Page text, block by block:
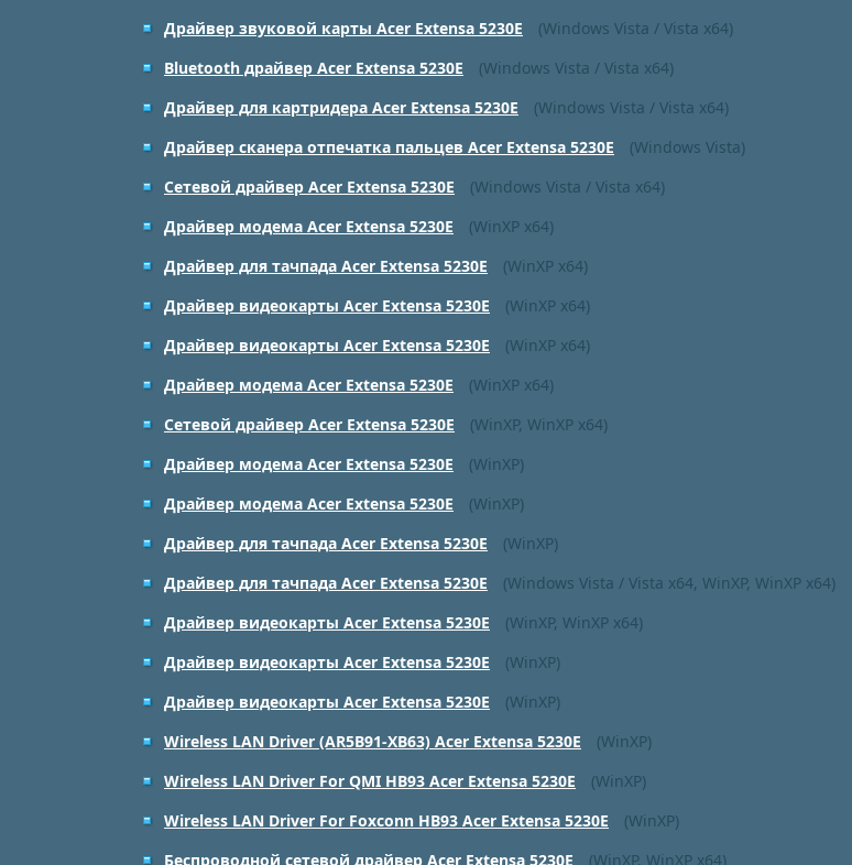
Драйвер звуковой карты Acer Extensa 5230E
(Windows Vista / Vista x64)
Bluetooth драйвер Acer Extensa 5230E
(Windows Vista / Vista x64)
Драйвер для картридера Acer Extensa 5230E
(Windows Vista / Vista x64)
Драйвер сканера отпечатка пальцев Acer Extensa 5230E
(Windows Vista)
Сетевой драйвер Acer Extensa 5230E
(Windows Vista / Vista x64)
Драйвер модема Acer Extensa 5230E
(WinXP x64)
Драйвер для тачпада Acer Extensa 5230E
(WinXP x64)
Драйвер видеокарты Acer Extensa 5230E
(WinXP x64)
Драйвер видеокарты Acer Extensa 5230E
(WinXP x64)
Драйвер модема Acer Extensa 5230E
(WinXP x64)
Сетевой драйвер Acer Extensa 5230E
(WinXP, WinXP x64)
Драйвер модема Acer Extensa 5230E
(WinXP)
Драйвер модема Acer Extensa 5230E
(WinXP)
Драйвер для тачпада Acer Extensa 5230E
(WinXP)
Драйвер для тачпада Acer Extensa 5230E
(Windows Vista / Vista x64, WinXP, WinXP x64)
Драйвер видеокарты Acer Extensa 5230E
(WinXP, WinXP x64)
Драйвер видеокарты Acer Extensa 5230E
(WinXP)
Драйвер видеокарты Acer Extensa 5230E
(WinXP)
Wireless LAN Driver (AR5B91-XB63) Acer Extensa 5230E
(WinXP)
Wireless LAN Driver For QMI HB93 Acer Extensa 5230E
(WinXP)
Wireless LAN Driver For Foxconn HB93 Acer Extensa 5230E
(WinXP)
Беспроводной сетевой драйвер Acer Extensa 5230E
(WinXP, WinXP x64)